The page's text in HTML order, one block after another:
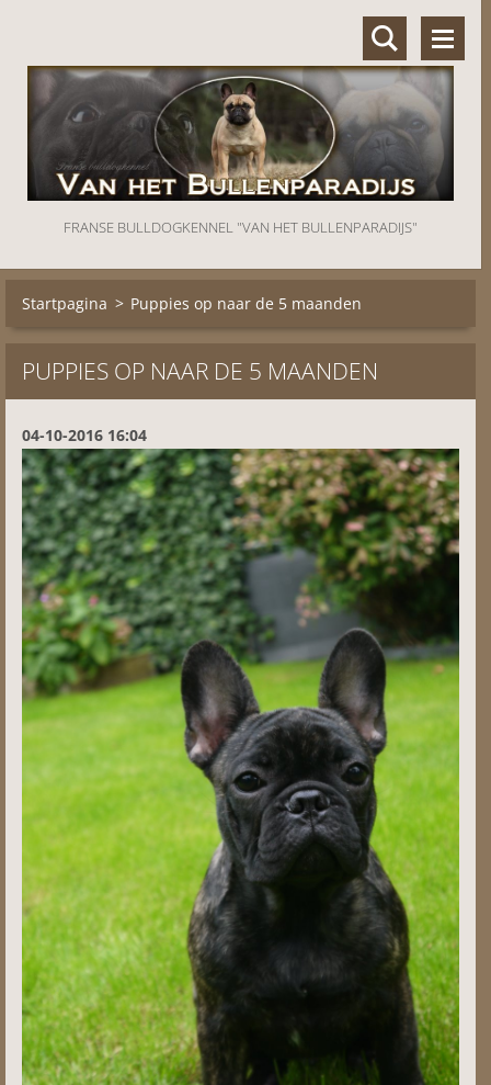
FRANSE BULLDOGKENNEL "VAN HET BULLENPARADIJS"
Startpagina > Puppies op naar de 5 maanden
PUPPIES OP NAAR DE 5 MAANDEN
04-10-2016 16:04